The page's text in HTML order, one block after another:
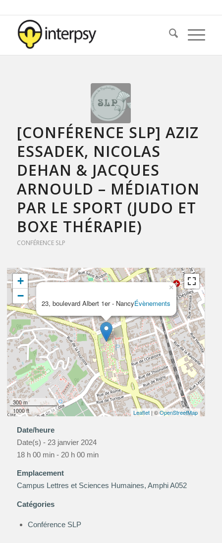
[CONFÉRENCE SLP] AZIZ
ESSADEK, NICOLAS
DEHAN & JACQUES
ARNOULD – MÉDIATION
PAR LE SPORT (JUDO ET
BOXE THÉRAPIE)
CONFÉRENCE SLP
23, boulevard Albert 1er - NancyÉvènements
×
+
−
300 m
1000 ft
Leaflet | ©OpenStreetMap
Date/heure
Date(s) - 23 janvier 2024
18 h 00 min - 20 h 00 min
Emplacement
Campus Lettres et Sciences Humaines, Amphi A052
Catégories
Conférence SLP